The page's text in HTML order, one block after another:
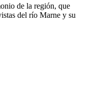
de la región, que
del río Marne y su